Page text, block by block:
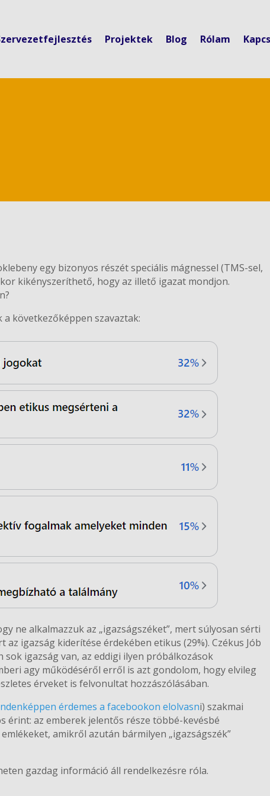
Projektek Blog Rólam
egy bizonyos részét speciális mágnessel (TMS-sel,
kikényszeríthető, hogy az illető igazat mondjon.
következőképpen szavaztak:
ne alkalmazzuk az „igazságszéket”, mert súlyosan sérti
igazság kiderítése érdekében etikus (29%). Czékus Jób
igazság van, az eddigi ilyen próbálkozások
agy működéséről erről is azt gondolom, hogy elvileg
érveket is felvonultat hozzászólásában.
érdemes a facebookon elolvasni) szakmai
érint: az emberek jelentős része többé-kevésbé
amikről azután bármilyen „igazságszék”
gazdag információ áll rendelkezésre róla.